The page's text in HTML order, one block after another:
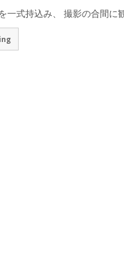
一式持込み、 撮影の合間に